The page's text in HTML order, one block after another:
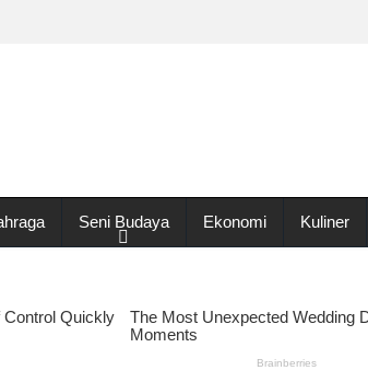
Seni Budaya Ekonomi Kuliner